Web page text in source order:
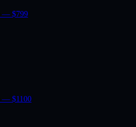
— $799
— $1100